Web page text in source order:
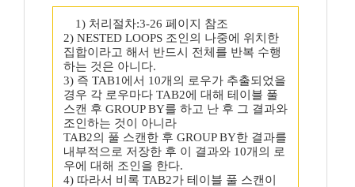
1) 처리절차:3-26 페이지 참조
2) NESTED LOOPS 조인의 나중에 위치한
집합이라고 해서 반드시 전체를 반복 수행
하는 것은 아니다.
3) 즉 TAB1에서 10개의 로우가 추출되었을
경우 각 로우마다 TAB2에 대해 테이블 풀
스캔 후 GROUP BY를 하고 난 후 그 결과와
조인하는 것이 아니라
TAB2의 풀 스캔한 후 GROUP BY한 결과를
내부적으로 저장한 후 이 결과와 10개의 로
우에 대해 조인을 한다.
4) 따라서 비록 TAB2가 테이블 풀 스캔이